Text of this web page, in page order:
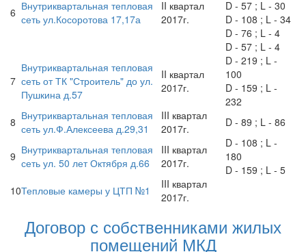
6 Внутриквартальная тепловая
сеть ул.Косоротова 17,17а
II квартал
2017г.
D - 57 ; L - 30
D - 108 ; L - 34
D - 76 ; L - 4
D - 57 ; L - 4
7
Внутриквартальная тепловая
сеть от ТК "Строитель" до ул.
Пушкина д.57
II квартал
2017г.
D - 219 ; L -
100
D - 159 ; L -
232
8 Внутриквартальная тепловая
сеть ул.Ф.Алексеева д.29,31
III квартал
2017г.
D - 89 ; L - 86
9 Внутриквартальная тепловая
сеть ул. 50 лет Октября д.66
III квартал
2017г.
D - 108 ; L -
180
D - 159 ; L - 5
10Тепловые камеры у ЦТП №1
III квартал
2017г.
Договор с собственниками жилых
помещений МКД